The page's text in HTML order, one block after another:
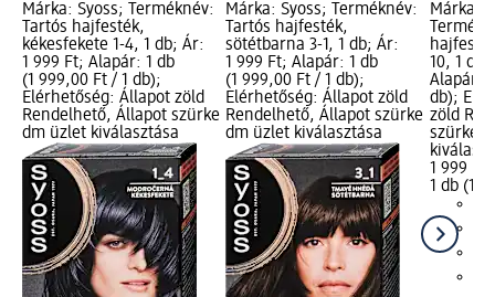
Márka: Syoss; Terméknév:
Tartós hajfesték,
kékesfekete 1-4, 1 db; Ár:
1 999 Ft; Alapár: 1 db
(1 999,00 Ft / 1 db);
Elérhetőség: Állapot zöld
Rendelhető, Állapot szürke
dm üzlet kiválasztása
Márka: Syoss; Terméknév:
Tartós hajfesték,
sötétbarna 3-1, 1 db; Ár:
1 999 Ft; Alapár: 1 db
(1 999,00 Ft / 1 db);
Elérhetőség: Állapot zöld
Rendelhető, Állapot szürke
dm üzlet kiválasztása
Márka:
10, 1 db;
Alapár:
db);
zöld
szürke
1 999 Ft
1 db (1